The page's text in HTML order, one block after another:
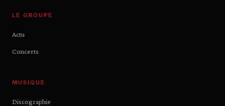
LE GROUPE
Actu
Concerts
MUSIQUE
Discographie